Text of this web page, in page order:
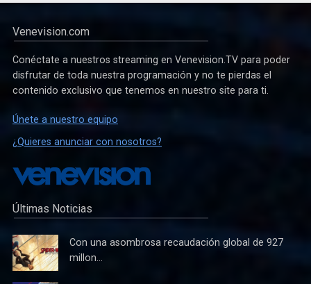
Venevision.com
Conéctate a nuestros streaming en Venevision.TV para poder
disfrutar de toda nuestra programación y no te pierdas el
contenido exclusivo que tenemos en nuestro site para ti.
Únete a nuestro equipo
¿Quieres anunciar con nosotros?
Últimas Noticias
Con una asombrosa recaudación global de 927
millon...